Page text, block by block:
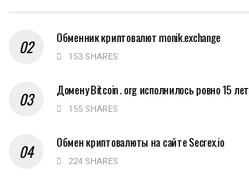
Обменник криптовалют monik.exchange
153 SHARES
Домену Bitcoin․org исполнилось ровно 15 лет
155 SHARES
Обмен криптовалюты на сайте Secrex.io
224 SHARES